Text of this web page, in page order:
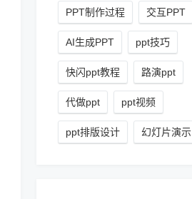
PPT制作过程 交互PPT
AI生成PPT ppt技巧
快闪ppt教程 路演ppt
代做ppt ppt视频
ppt排版设计 幻灯片演示